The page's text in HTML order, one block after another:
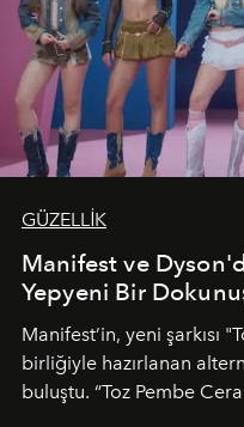
GÜZELLİK
Manifest ve
Yepyeni Bir
Manifest’in, yeni şarkısı
birliğiyle hazırlanan
buluştu. “Toz Pembe